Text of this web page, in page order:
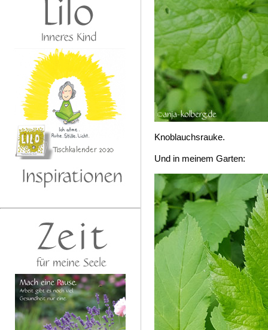
Knoblauchsrauke.
Und in meinem Garten: